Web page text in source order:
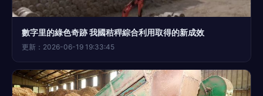
數字里的綠色奇跡 我國秸稈綜合利用取得的新成效
更新：2026-06-19 19:33:45